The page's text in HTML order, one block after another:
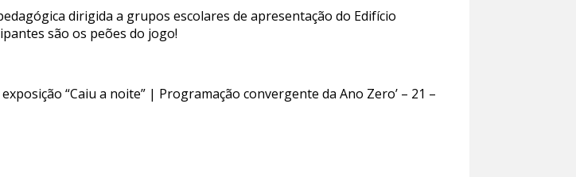
dirigida a grupos escolares de apresentação do Edifício
são os peões do jogo!
“Caiu a noite” | Programação convergente da Ano Zero’ – 21 –